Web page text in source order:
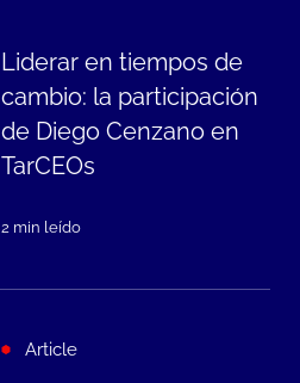
Liderar en tiempos de
cambio: la participación
de Diego Cenzano en
TarCEOs
2 min leído
Article